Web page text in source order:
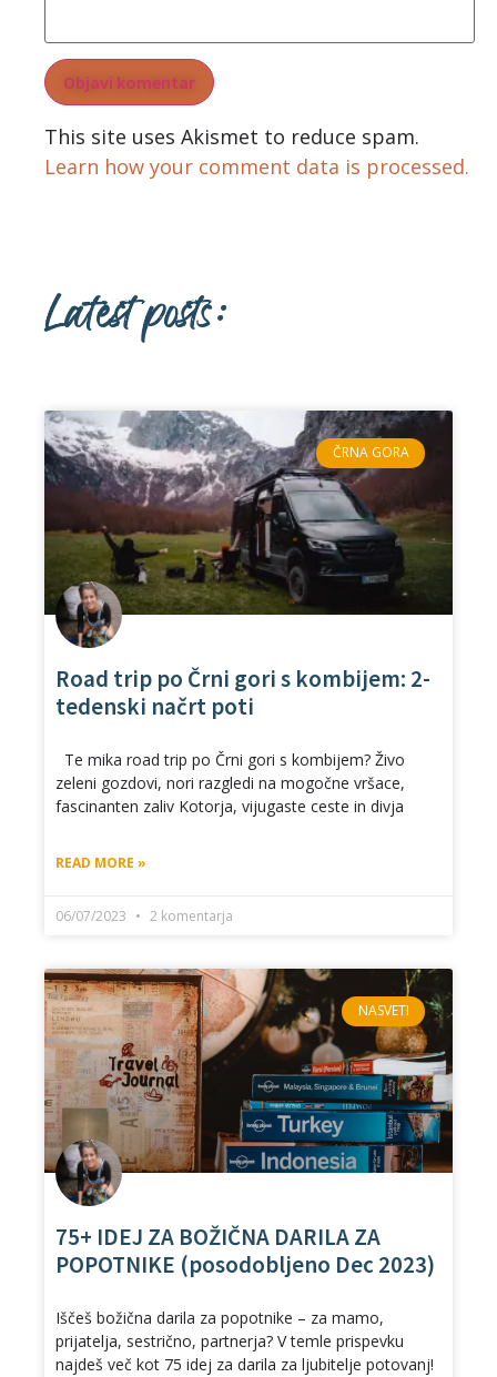
This site uses Akismet to reduce spam.
Learn how your comment data is processed.
Latest posts:
ČRNA GORA
Road trip po Črni gori s kombijem: 2-
tedenski načrt poti
Te mika road trip po Črni gori s kombijem? Živo
zeleni gozdovi, nori razgledi na mogočne vršace,
fascinanten zaliv Kotorja, vijugaste ceste in divja
READ MORE »
06/07/2023 2 komentarja
NASVETI
75+ IDEJ ZA BOŽIČNA DARILA ZA
POPOTNIKE (posodobljeno Dec 2023)
Iščeš božična darila za popotnike – za mamo,
prijatelja, sestrično, partnerja? V temle prispevku
najdeš več kot 75 idej za darila za ljubitelje potovanj!